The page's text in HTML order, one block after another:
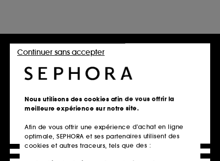
Pour vous garantir un accès tout en douceur vers le plaisir
et toutes les sensations d’un moment d’intense passion, le
Nous utilisons des cookies afin de vous offrir la
meilleure expérience sur notre site.
Afin de vous offrir une expérience d’achat en ligne
optimale, SEPHORA et ses partenaires utilisent des
cookies et autres traceurs, tels que des :
Continuer sans accepter